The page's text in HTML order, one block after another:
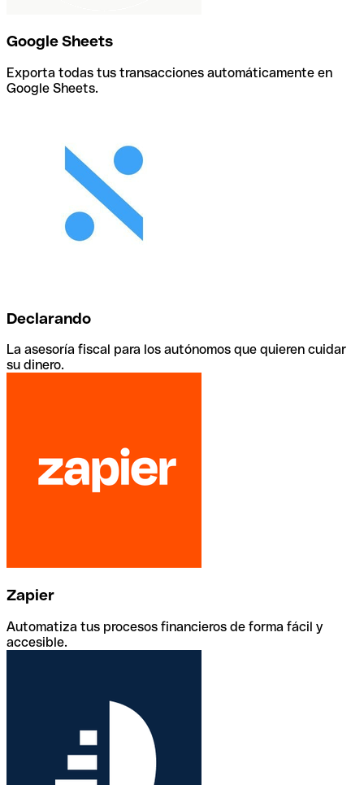
Google Sheets
Exporta todas tus transacciones automáticamente en
Google Sheets.
Declarando
La asesoría fiscal para los autónomos que quieren cuidar
su dinero.
Zapier
Automatiza tus procesos financieros de forma fácil y
accesible.